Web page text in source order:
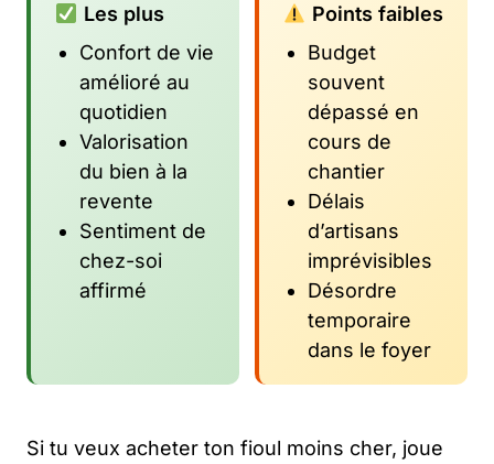
Les plus
Confort de vie
amélioré au
quotidien
Valorisation
du bien à la
revente
Sentiment de
chez-soi
affirmé
Points faibles
Budget
souvent
dépassé en
cours de
chantier
Délais
d’artisans
imprévisibles
Désordre
temporaire
dans le foyer
Si tu veux acheter ton fioul moins cher, joue